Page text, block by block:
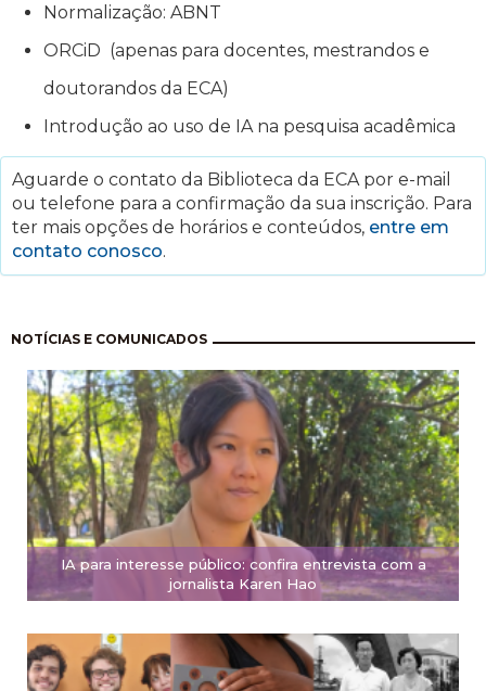
Normalização: ABNT
ORCiD (apenas para docentes, mestrandos e
doutorandos da ECA)
Introdução ao uso de IA na pesquisa acadêmica
Aguarde o contato da Biblioteca da ECA por e-mail
ou telefone para a confirmação da sua inscrição. Para
ter mais opções de horários e conteúdos, entre em
contato conosco.
NOTÍCIAS E COMUNICADOS
IA para interesse público: confira entrevista com a
jornalista Karen Hao
Paginación